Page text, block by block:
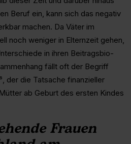
Beruf ein, kann sich das negativ
machen. Da Väter im
noch weniger in Elternzeit gehen,
in ihren Beitrags­bio­
fällt oft der Begriff
der die Tatsache finanzieller
ab Geburt des ersten Kindes
Frauen